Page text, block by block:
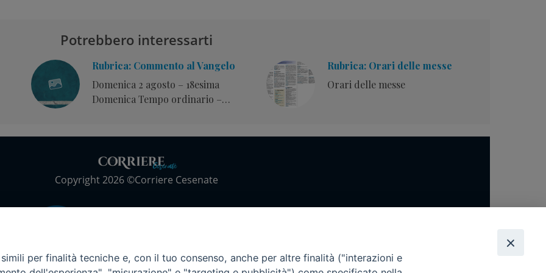
Potrebbero interessarti
Rubrica: Commento al Vangelo
Domenica 2 agosto – 18esima
Domenica Tempo ordinario –
Rubrica: Orari delle messe
Orari delle messe
Copyright 2026 ©Corriere Cesenate
per finalità tecniche e, con il tuo consenso, anche per altre finalità ("interazioni e